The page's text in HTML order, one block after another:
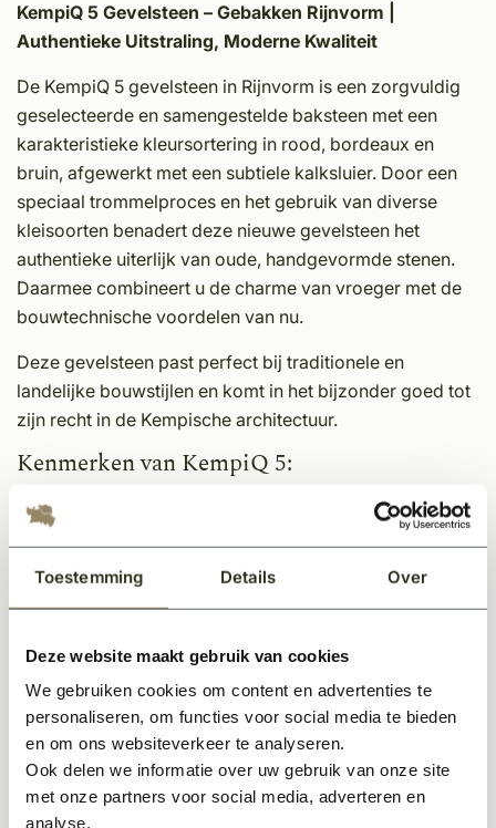
Toestemming Details Over
Deze website maakt gebruik van cookies
We gebruiken cookies om content en advertenties te
personaliseren, om functies voor social media te bieden
en om ons websiteverkeer te analyseren.
Ook delen we informatie over uw gebruik van onze site
met onze partners voor social media, adverteren en
analyse.
KempiQ 5 Gevelsteen – Gebakken Rijnvorm |
Authentieke Uitstraling, Moderne Kwaliteit
De KempiQ 5 gevelsteen in Rijnvorm is een zorgvuldig
geselecteerde en samengestelde baksteen met een
karakteristieke kleursortering in rood, bordeaux en
bruin, afgewerkt met een subtiele kalksluier. Door een
speciaal trommelproces en het gebruik van diverse
kleisoorten benadert deze nieuwe gevelsteen het
authentieke uiterlijk van oude, handgevormde stenen.
Daarmee combineert u de charme van vroeger met de
bouwtechnische voordelen van nu.
Deze gevelsteen past perfect bij traditionele en
landelijke bouwstijlen en komt in het bijzonder goed tot
zijn recht in de Kempische architectuur.
Kenmerken van KempiQ 5:
Kleurnuance:
Rood-bordeaux-bruin met kalksluier
Uiterlijk:
Natuurgetrouwe nabootsing van oude
interieuraccenten geschikt
Stijl:Ideaal voor landelijke, klassieke en Kempische
bouwstijlen
Technische specificaties:
Formaat:178 × 82 × 46 mm (Rijnvorm)